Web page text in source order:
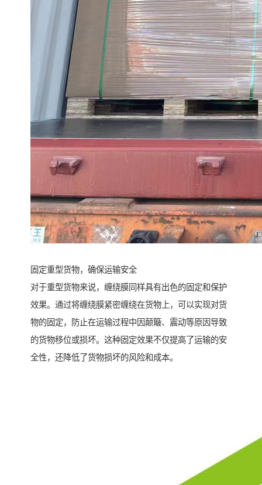
固定重型货物，确保运输安全
对于重型货物来说，缠绕膜同样具有出色的固定和保护
效果。通过将缠绕膜紧密缠绕在货物上，可以实现对货
物的固定，防止在运输过程中因颠簸、震动等原因导致
的货物移位或损坏。这种固定效果不仅提高了运输的安
全性，还降低了货物损坏的风险和成本。